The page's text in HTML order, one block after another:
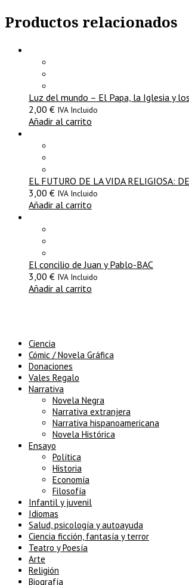
Productos relacionados
Luz del mundo – El Papa, la Iglesia y
2,00 € IVA Incluido
Añadir al carrito
EL FUTURO DE LA VIDA RELIGIOSA:
3,00 € IVA Incluido
Añadir al carrito
El concilio de Juan y Pablo-BAC
3,00 € IVA Incluido
Añadir al carrito
Ciencia
Cómic / Novela Gráfica
Donaciones
Vales Regalo
Narrativa
Novela Negra
Narrativa extranjera
Narrativa hispanoamericana
Novela Histórica
Ensayo
Política
Historia
Economía
Filosofía
Infantil y juvenil
Idiomas
Salud, psicología y autoayuda
Ciencia ficción, fantasía y terror
Teatro y Poesía
Arte
Religión
Biografía